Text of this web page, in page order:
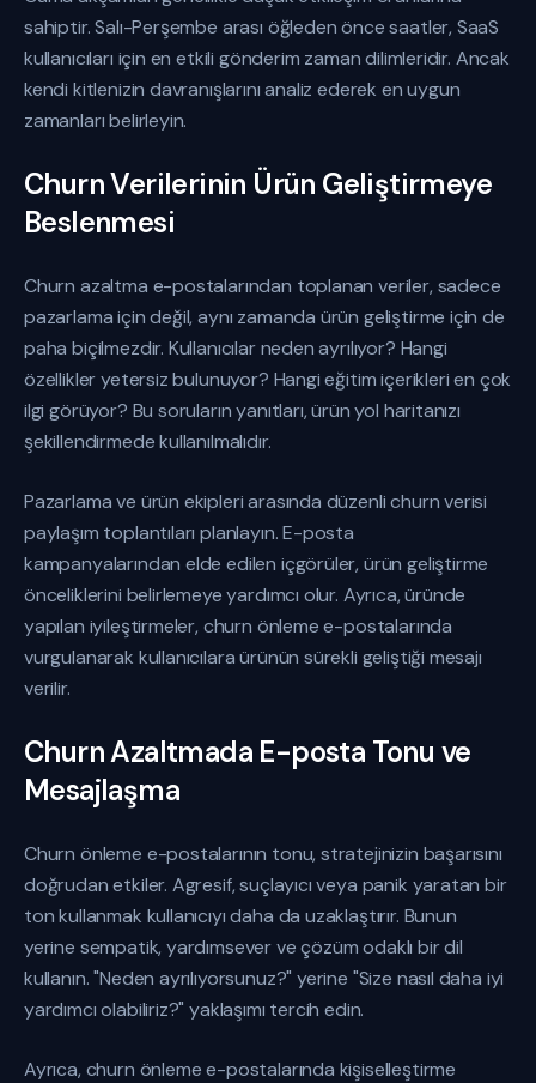
sahiptir. Salı-Perşembe arası öğleden önce saatler, SaaS
kullanıcıları için en etkili gönderim zaman dilimleridir. Ancak
kendi kitlenizin davranışlarını analiz ederek en uygun
zamanları belirleyin.
Churn Verilerinin Ürün Geliştirmeye
Beslenmesi
Churn azaltma e-postalarından toplanan veriler, sadece
pazarlama için değil, aynı zamanda ürün geliştirme için de
paha biçilmezdir. Kullanıcılar neden ayrılıyor? Hangi
özellikler yetersiz bulunuyor? Hangi eğitim içerikleri en çok
ilgi görüyor? Bu soruların yanıtları, ürün yol haritanızı
şekillendirmede kullanılmalıdır.
Pazarlama ve ürün ekipleri arasında düzenli churn verisi
paylaşım toplantıları planlayın. E-posta
kampanyalarından elde edilen içgörüler, ürün geliştirme
önceliklerini belirlemeye yardımcı olur. Ayrıca, üründe
yapılan iyileştirmeler, churn önleme e-postalarında
vurgulanarak kullanıcılara ürünün sürekli geliştiği mesajı
verilir.
Churn Azaltmada E-posta Tonu ve
Mesajlaşma
Churn önleme e-postalarının tonu, stratejinizin başarısını
doğrudan etkiler. Agresif, suçlayıcı veya panik yaratan bir
ton kullanmak kullanıcıyı daha da uzaklaştırır. Bunun
yerine sempatik, yardımsever ve çözüm odaklı bir dil
kullanın. "Neden ayrılıyorsunuz?" yerine "Size nasıl daha iyi
yardımcı olabiliriz?" yaklaşımı tercih edin.
Ayrıca, churn önleme e-postalarında kişiselleştirme